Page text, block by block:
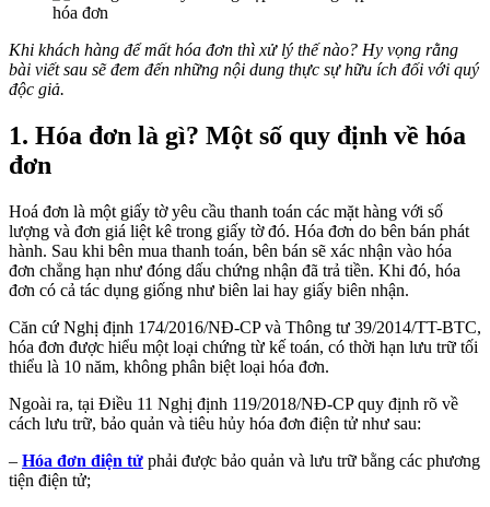
Khi khách hàng để mất hóa đơn thì xử lý thế nào? Hy vọng rằng
bài viết sau sẽ đem đến những nội dung thực sự hữu ích đối với quý
độc giả.
1. Hóa đơn là gì? Một số quy định về hóa
đơn
Hoá đơn là một giấy tờ yêu cầu thanh toán các mặt hàng với số
lượng và đơn giá liệt kê trong giấy tờ đó. Hóa đơn do bên bán phát
hành. Sau khi bên mua thanh toán, bên bán sẽ xác nhận vào hóa
đơn chẳng hạn như đóng dấu chứng nhận đã trả tiền. Khi đó, hóa
đơn có cả tác dụng giống như biên lai hay giấy biên nhận.
Căn cứ Nghị định 174/2016/NĐ-CP và Thông tư 39/2014/TT-BTC,
hóa đơn được hiểu một loại chứng từ kế toán, có thời hạn lưu trữ tối
thiểu là 10 năm, không phân biệt loại hóa đơn.
Ngoài ra, tại Điều 11 Nghị định 119/2018/NĐ-CP quy định rõ về
cách lưu trữ, bảo quản và tiêu hủy hóa đơn điện tử như sau:
– Hóa đơn điện tử phải được bảo quản và lưu trữ bằng các phương
tiện điện tử;